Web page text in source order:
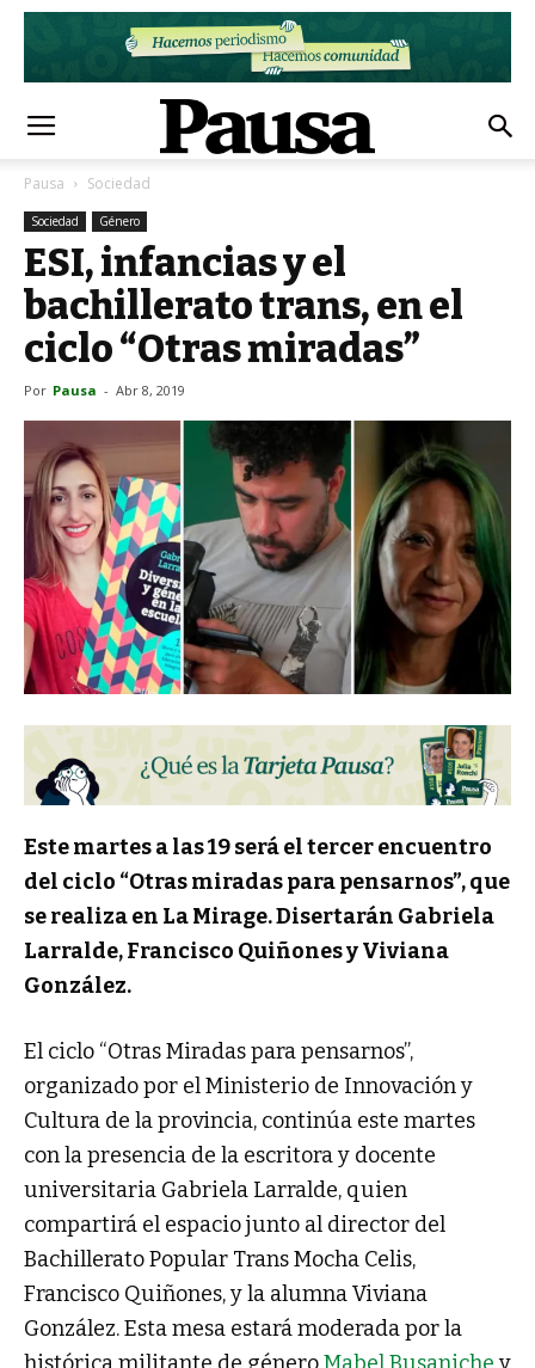
Pausa Sociedad
Sociedad Género
ESI, infancias y el
bachillerato trans, en el
ciclo “Otras miradas”
Por Pausa - Abr 8, 2019
Este martes a las 19 será el tercer encuentro
del ciclo “Otras miradas para pensarnos”, que
se realiza en La Mirage. Disertarán Gabriela
Larralde, Francisco Quiñones y Viviana
González.
El ciclo “OtrasMiradaspara pensarnos”,
organizado por el Ministerio de Innovación y
Cultura de la provincia, continúa este martes
con la presencia de la escritora y docente
universitaria Gabriela Larralde, quien
compartirá el espacio junto al director del
Bachillerato Popular Trans Mocha Celis,
Francisco Quiñones, y la alumna Viviana
González. Esta mesa estará moderada por la